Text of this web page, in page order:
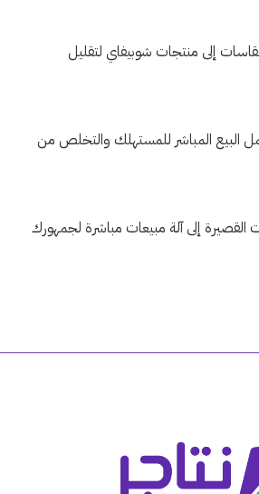
إلى منتجات شوبيفاي لتقليل
البيع المباشر للمستهلك والتخلص من
إلى آلة مبيعات مباشرة لجمهورك